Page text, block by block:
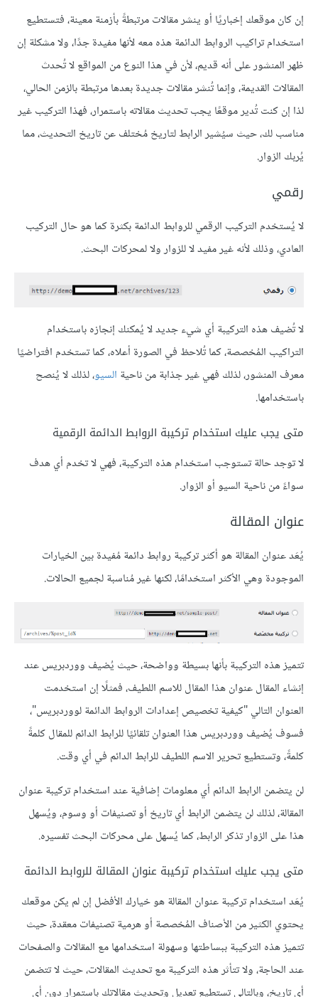
إن كان موقعك إخباريًا أو ينشر مقالات مرتبطةً بأزمنة معينة، فتستطيع
استخدام تراكيب الروابط الدائمة هذه معه لأنها مفيدة جدًا، ولا مشكلة إن
ظهر المنشور على أنه قديم، لأن في هذا النوع من المواقع لا تُحدث
المقالات القديمة، وإنما تُنشر مقالات جديدة بعدها مرتبطة بالزمن الحالي،
لذا إن كنت تُدير موقعًا يجب تحديث مقالاته باستمرار، فهذا التركيب غير
مناسب لك، حيث سيُشير الرابط لتاريخ مُختلف عن تاريخ التحديث، مما
يُربك الزوار.
رقمي
لا يُستخدم التركيب الرقمي للروابط الدائمة بكثرة كما هو حال التركيب
العادي، وذلك لأنه غير مفيد لا للزوار ولا لمحركات البحث.
لا تُضيف هذه التركيبة أي شيء جديد لا يُمكنك إنجازه باستخدام
التراكيب المُخصصة، كما تُلاحظ في الصورة أعلاه، كما تستخدم افتراضيًا
معرف المنشور، لذلك فهي غير جذابة من ناحية السيو، لذلك لا يُنصح
باستخدامها.
متى يجب عليك استخدام تركيبة الروابط الدائمة الرقمية
لا توجد حالة تستوجب استخدام هذه التركيبة، فهي لا تخدم أي هدف
سواءً من ناحية السيو أو الزوار.
عنوان المقالة
يُعَد عنوان المقالة هو أكثر تركيبة روابط دائمة مُفيدة بين الخيارات
الموجودة وهي الأكثر استخدامًا، لكنها غير مُناسبة لجميع الحالات.
تتميز هذه التركيبة بأنها بسيطة وواضحة، حيث يُضيف ووردبريس عند
إنشاء المقال عنوان هذا المقال للاسم اللطيف، فمثلًا إن استخدمت
العنوان التالي "كيفية تخصيص إعدادات الروابط الدائمة لووردبريس"،
فسوف يُضيف ووردبريس هذا العنوان تلقائيًا للرابط الدائم للمقال كلمةً
كلمةً، وتستطيع تحرير الاسم اللطيف للرابط الدائم في أي وقت.
لن يتضمن الرابط الدائم أي معلومات إضافية عند استخدام تركيبة عنوان
المقالة، لذلك لن يتضمن الرابط أي تاريخ أو تصنيفات أو وسوم، ويُسهل
هذا على الزوار تذكر الرابط، كما يُسهل على محركات البحث تفسيره.
متى يجب عليك استخدام تركيبة عنوان المقالة للروابط الدائمة
يُعَد استخدام تركيبة عنوان المقالة هو خيارك الأفضل إن لم يكن موقعك
يحتوي الكثير من الأصناف المُخصصة أو هرمية تصنيفات معقدة، حيث
تتميز هذه التركيبة ببساطتها وسهولة استخدامها مع المقالات والصفحات
عند الحاجة، ولا تتأثر هذه التركيبة مع تحديث المقالات، حيث لا تتضمن